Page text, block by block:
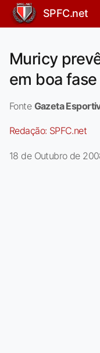
SPFC.net
Muricy
em boa fase
Fonte Gazeta
Redação: SPFC.net
18 de Outubro de